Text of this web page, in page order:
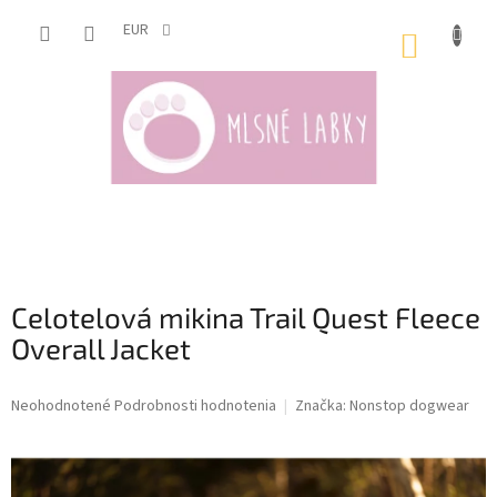
EUR
Celotelová mikina Trail Quest Fleece
Overall Jacket
Priemerné
je
0,0
Neohodnotené Podrobnosti hodnotenia Značka: Nonstop dogwear